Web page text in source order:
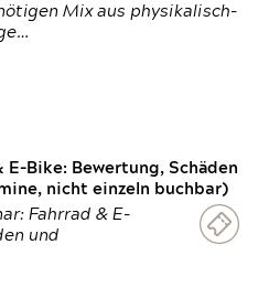
Mix aus physikalisch-
E-Bike: Bewertung, Schäden
nicht einzeln buchbar)
Fahrrad & E-
und